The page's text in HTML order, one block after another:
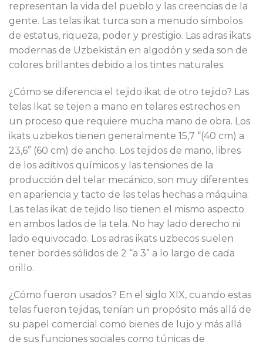
representan la vida del pueblo y las creencias de la
gente. Las telas ikat turca son a menudo símbolos
de estatus, riqueza, poder y prestigio. Las adras ikats
modernas de Uzbekistán en algodón y seda son de
colores brillantes debido a los tintes naturales.
¿Cómo se diferencia el tejido ikat de otro tejido? Las
telas Ikat se tejen a mano en telares estrechos en
un proceso que requiere mucha mano de obra. Los
ikats uzbekos tienen generalmente 15,7 “(40 cm) a
23,6” (60 cm) de ancho. Los tejidos de mano, libres
de los aditivos químicos y las tensiones de la
producción del telar mecánico, son muy diferentes
en apariencia y tacto de las telas hechas a máquina.
Las telas ikat de tejido liso tienen el mismo aspecto
en ambos lados de la tela. No hay lado derecho ni
lado equivocado. Los adras ikats uzbecos suelen
tener bordes sólidos de 2 “a 3” a lo largo de cada
orillo.
¿Cómo fueron usados? En el siglo XIX, cuando estas
telas fueron tejidas, tenían un propósito más allá de
su papel comercial como bienes de lujo y más allá
de sus funciones sociales como túnicas de